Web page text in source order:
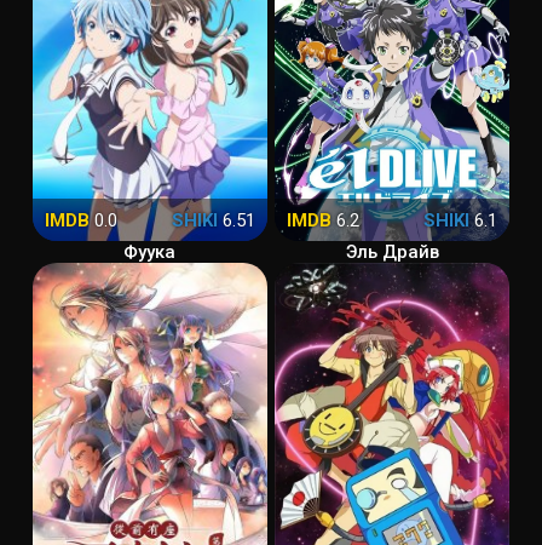
IMDB0.0 SHIKI 6.51
Фуука
IMDB 6.2 SHIKI6.1
Эль Драйв